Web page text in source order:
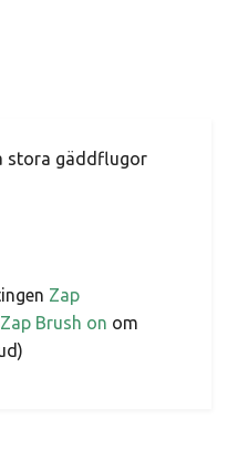
stora gäddflugor
Zap
Zap Brush on om